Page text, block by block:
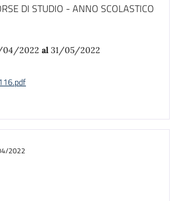
2022
DI STUDIO - ANNO SCOLASTICO
04/2022 al 31/05/2022